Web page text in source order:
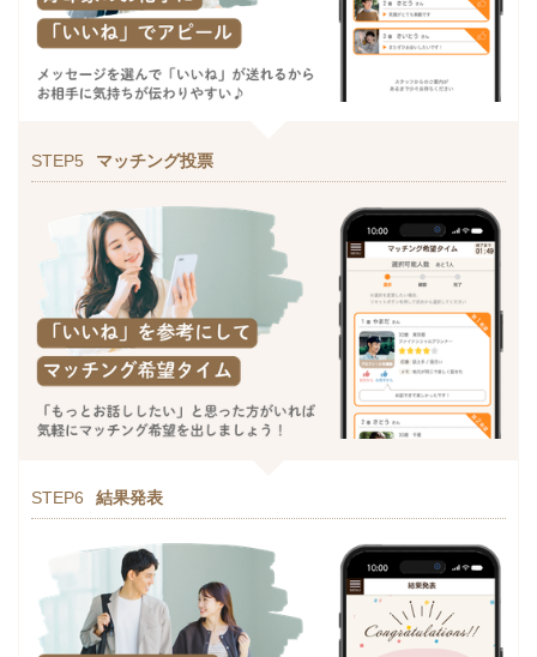
STEP5 マッチング投票
STEP6 結果発表